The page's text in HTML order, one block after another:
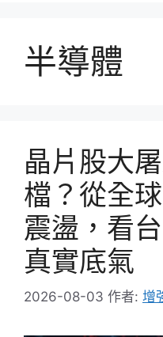
半導體
晶片股大
檔？從全
震盪，看
真實底氣
2026-08-03 作者: 增